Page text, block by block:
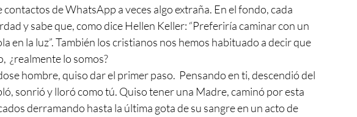
de WhatsApp a veces algo extraña. En el fondo, cada
y sabe que, como dice Hellen Keller: “Preferiría caminar con un
en la luz”. También los cristianos nos hemos habituado a decir que
¿realmente lo somos?
hombre, quiso dar el primer paso.  Pensando en ti, descendió del
sonrió y lloró como tú. Quiso tener una Madre, caminó por esta
derramando hasta la última gota de su sangre en un acto de